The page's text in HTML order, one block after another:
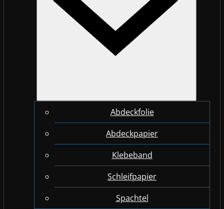
Abdeckfolie
Abdeckpapier
Klebeband
Schleifpapier
Spachtel